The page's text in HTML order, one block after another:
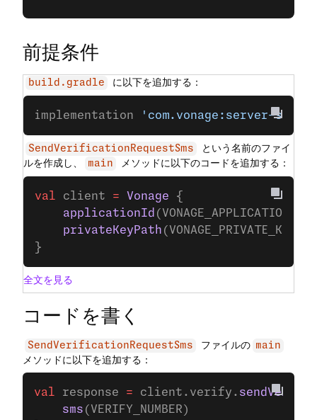
前提条件
build.gradle に以下を追加する：
implementation 'com.vonage:server-
SendVerificationRequestSms
という名前のファイ
ルを作成し、
main メソッドに以下のコードを追加する：
val client = Vonage {
    applicationId
(VONAGE_APPLICATION_ID)
    privateKeyPath
}
全文を見る
コードを書く
SendVerificationRequestSms ファイルの main
メソッドに以下を追加する：
val response = client.verify.
    sms
(VERIFY_NUMBER)